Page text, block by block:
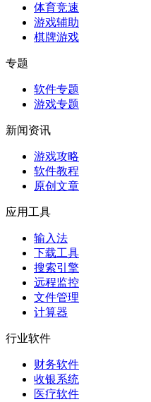
体育竞速
游戏辅助
棋牌游戏
专题
软件专题
游戏专题
新闻资讯
游戏攻略
软件教程
原创文章
应用工具
输入法
下载工具
搜索引擎
远程监控
文件管理
计算器
行业软件
财务软件
收银系统
医疗软件